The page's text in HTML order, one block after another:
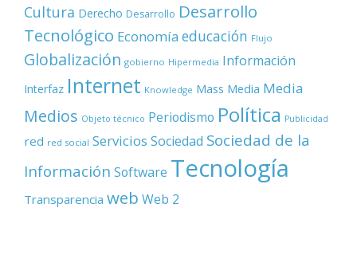
Cultura Derecho Desarrollo Desarrollo
Tecnológico Economía educación Flujo
Globalización gobierno Hipermedia Información
Interfaz Internet Knowledge Mass Media Media
Medios Objeto técnico Periodismo Política Publicidad
red red social Servicios Sociedad Sociedad de la
Información Software Tecnología
Transparencia web Web 2